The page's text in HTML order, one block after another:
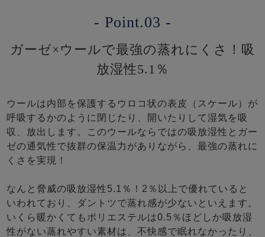
- Point.03 -
ガーゼ×ウールで最強の蒸れにくさ！吸
放湿性5.1％
ウールは内部を保護するウロコ状の表皮（スケール）が
呼吸するかのように閉じたり、開いたりして湿気を吸
収、放出します。このウールならではの吸放湿性とガー
ゼの通気性で抜群の保温力がありながら、最強の蒸れに
くさを実現！
なんと脅威の吸放湿性5.1％！2％以上で優れていると
いわれており、ダントツで蒸れ感が少ないといえます。
いくら暖かくてもポリエステルは0.5％ほどしか吸放湿
性がない蒸れやすい素材は、不快感で眠れなかったり、